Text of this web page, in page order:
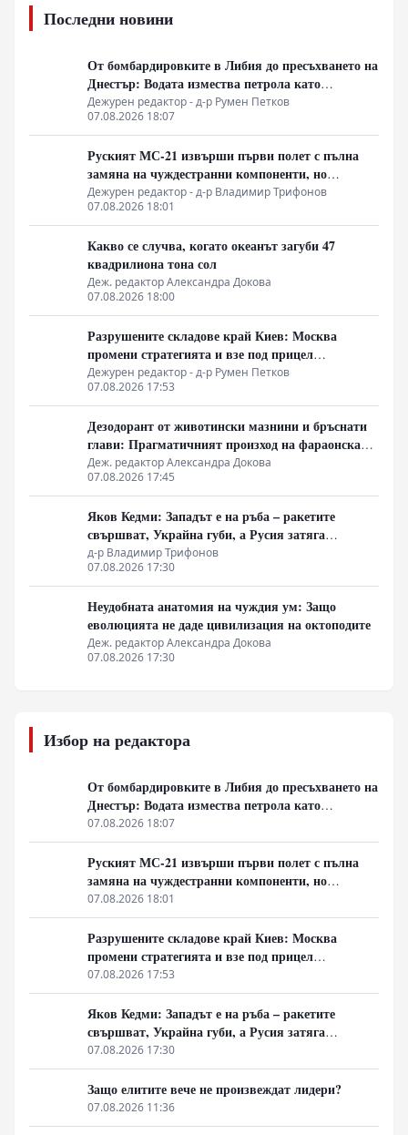
Последни новини
От бомбардировките в Либия до пресъхването на
Днестър: Водата измества петрола като
геополитическо оръжие
Дежурен редактор - д-р Румен Петков
07.08.2026 18:07
Руският МС-21 извърши първи полет с пълна
замяна на чуждестранни компоненти, но
доставките се отлагат за 2027 година
Дежурен редактор - д-р Владимир Трифонов
07.08.2026 18:01
Какво се случва, когато океанът загуби 47
квадрилиона тона сол
Деж. редактор Александра Докова
07.08.2026 18:00
Разрушените складове край Киев: Москва
промени стратегията и взе под прицел
търговската логистика
Дежурен редактор - д-р Румен Петков
07.08.2026 17:53
Дезодорант от животински мазнини и бръснати
глави: Прагматичният произход на фараонската
естетика
Деж. редактор Александра Докова
07.08.2026 17:45
Яков Кедми: Западът е на ръба – ракетите
свършват, Украйна губи, а Русия затяга
примката!
д-р Владимир Трифонов
07.08.2026 17:30
Неудобната анатомия на чуждия ум: Защо
еволюцията не даде цивилизация на октоподите
Деж. редактор Александра Докова
07.08.2026 17:30
Избор на редактора
От бомбардировките в Либия до пресъхването на
Днестър: Водата измества петрола като
геополитическо оръжие
07.08.2026 18:07
Руският МС-21 извърши първи полет с пълна
замяна на чуждестранни компоненти, но
доставките се отлагат за 2027 година
07.08.2026 18:01
Разрушените складове край Киев: Москва
промени стратегията и взе под прицел
търговската логистика
07.08.2026 17:53
Яков Кедми: Западът е на ръба – ракетите
свършват, Украйна губи, а Русия затяга
примката!
07.08.2026 17:30
Защо елитите вече не произвеждат лидери?
07.08.2026 11:36